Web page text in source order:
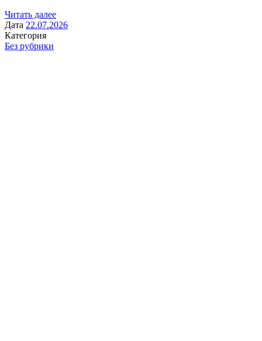
Читать далее
Дата 22.07.2026
Категория
Без рубрики